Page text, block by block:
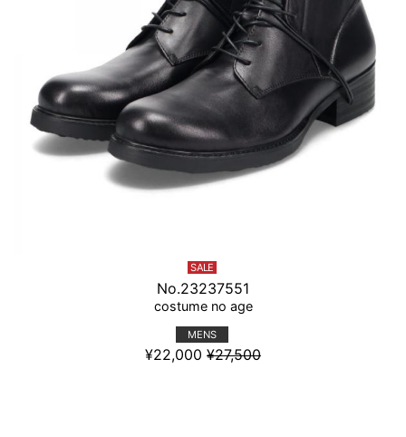
SALE
No.23237551
costume no age
MENS
¥22,000 ¥27,500